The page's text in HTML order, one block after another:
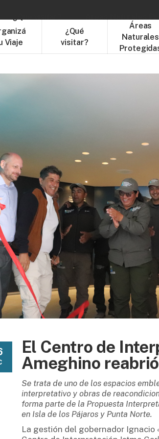
Viaje
¿Qué
visitar?
Áreas
Naturales
El Centro de
Ameghino
Se trata de uno de los espacios
interpretativo y obras de
forma parte de la Propuesta
en Isla de los Pájaros y Punta Norte.
La gestión del gobernador Ignacio